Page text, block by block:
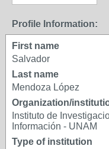
Profile Information:
First name
Salvador
Last name
Mendoza López
Organization/
Instituto de
Información - UNAM
Type of institution